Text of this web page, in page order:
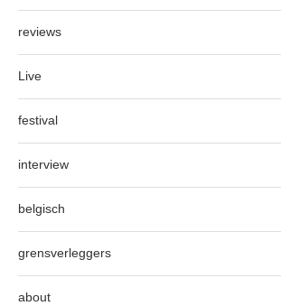
reviews
Live
festival
interview
belgisch
grensverleggers
about